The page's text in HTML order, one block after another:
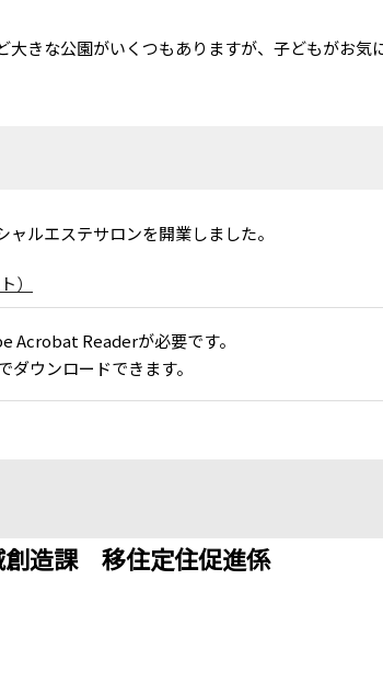
きな公園がいくつもありますが、子どもがお気
ルエステサロンを開業しました。
）
Acrobat Readerが必要です。
ウンロードできます。
造課 移住定住促進係